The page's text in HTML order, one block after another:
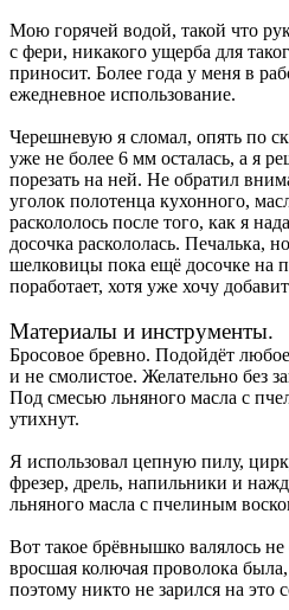
Мою горячей водой, такой что
с фери, никакого ущерба для
приносит. Более года у меня в
ежедневное использование.
Черешневую я сломал, опять по
уже не более 6 мм осталась, а я
порезать на ней. Не обратил
уголок полотенца кухонного,
раскололось после того, как я
досочка раскололась. Печалька,
шелковицы пока ещё досочке на
поработает, хотя уже хочу
Материалы и инструменты.
Бросовое бревно. Подойдёт
и не смолистое. Желательно без
Под смесью льняного масла с
утихнут.
Я использовал цепную пилу,
фрезер, дрель, напильники и
льняного масла с пчелиным
Вот такое брёвнышко валялось
вросшая колючая проволока
поэтому никто не зарился на это